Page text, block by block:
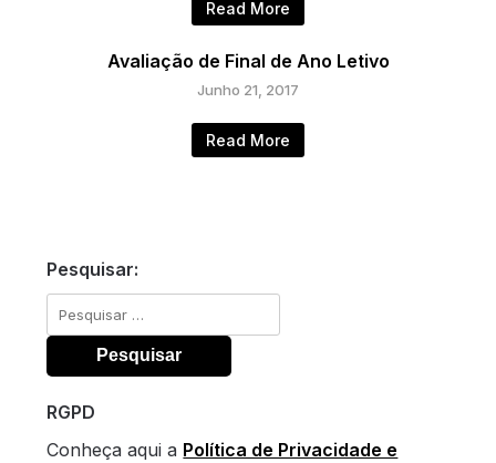
Read More
Avaliação de Final de Ano Letivo
Junho 21, 2017
Read More
Pesquisar:
Pesquisar
por:
RGPD
Conheça aqui a Política de Privacidade e